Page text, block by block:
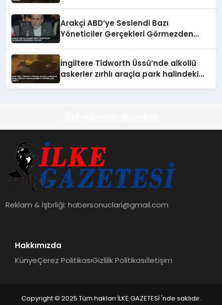
Arakçi ABD’ye Seslendi Bazı
Yöneticiler Gerçekleri Görmezden
İngiltere Tidworth Üssü’nde alkollü
askerler zırhlı araçla park halindeki
Reklam & İşbrliği:habersonuclari@gmail.com
Hakkımızda
KünyeÇerez PolitikasıGizlilik Politikasıİletişim
Copyright © 2025 Tüm hakları İLKE GAZETESİ 'nde saklıdır.